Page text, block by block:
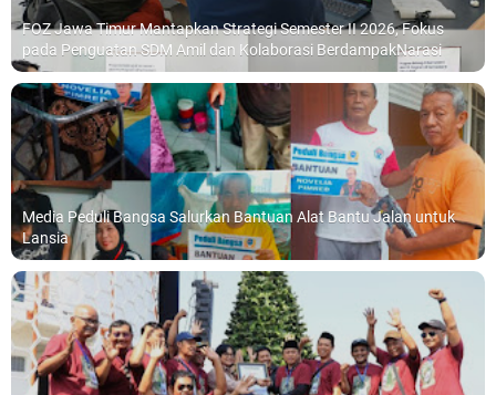
FOZ Jawa Timur Mantapkan Strategi Semester II 2026, Fokus
pada Penguatan SDM Amil dan Kolaborasi BerdampakNarasi
Media Peduli Bangsa Salurkan Bantuan Alat Bantu Jalan untuk
Lansia